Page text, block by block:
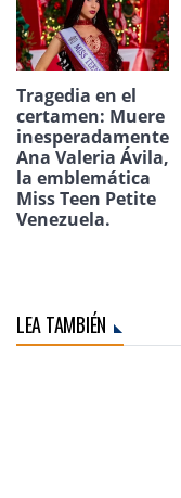
Tragedia en el
certamen: Muere
inesperadamente
Ana Valeria Ávila,
la emblemática
Miss Teen Petite
Venezuela.
LEA TAMBIÉN